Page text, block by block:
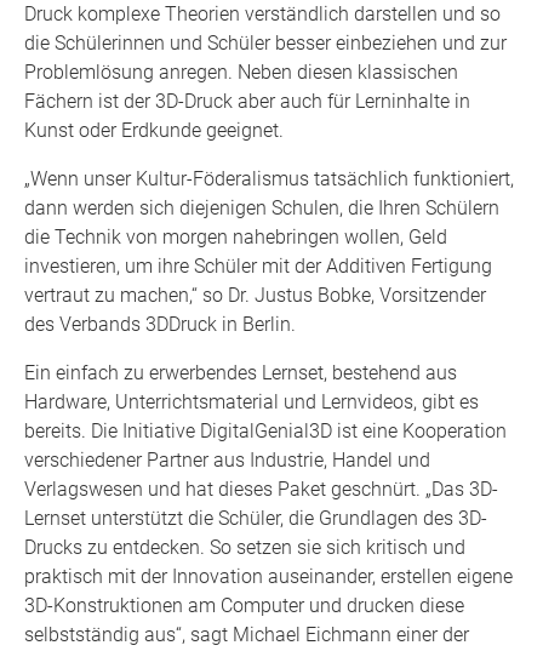
Druck komplexe Theorien verständlich darstellen und so
die Schülerinnen und Schüler besser einbeziehen und zur
Problemlösung anregen. Neben diesen klassischen
Fächern ist der 3D-Druck aber auch für Lerninhalte in
Kunst oder Erdkunde geeignet.
„Wenn unser Kultur-Föderalismus tatsächlich funktioniert,
dann werden sich diejenigen Schulen, die Ihren Schülern
die Technik von morgen nahebringen wollen, Geld
investieren, um ihre Schüler mit der Additiven Fertigung
vertraut zu machen,“ so Dr. Justus Bobke, Vorsitzender
des Verbands 3DDruck in Berlin.
Ein einfach zu erwerbendes Lernset, bestehend aus
Hardware, Unterrichtsmaterial und Lernvideos, gibt es
bereits. Die Initiative DigitalGenial3D ist eine Kooperation
verschiedener Partner aus Industrie, Handel und
Verlagswesen und hat dieses Paket geschnürt. „Das 3D-
Lernset unterstützt die Schüler, die Grundlagen des 3D-
Drucks zu entdecken. So setzen sie sich kritisch und
praktisch mit der Innovation auseinander, erstellen eigene
3D-Konstruktionen am Computer und drucken diese
selbstständig aus“, sagt Michael Eichmann einer der